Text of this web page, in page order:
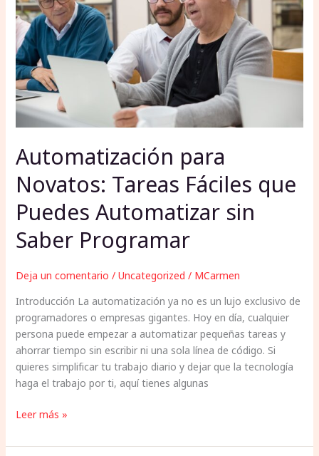
Automatización para
Novatos: Tareas Fáciles que
Puedes Automatizar sin
Saber Programar
Deja un comentario / Uncategorized / MCarmen
Introducción La automatización ya no es un lujo exclusivo de
programadores o empresas gigantes. Hoy en día, cualquier
persona puede empezar a automatizar pequeñas tareas y
ahorrar tiempo sin escribir ni una sola línea de código. Si
quieres simplificar tu trabajo diario y dejar que la tecnología
haga el trabajo por ti, aquí tienes algunas
Fáciles
que
Puedes
Automatizar
sin
Saber
Programar
Leer más »